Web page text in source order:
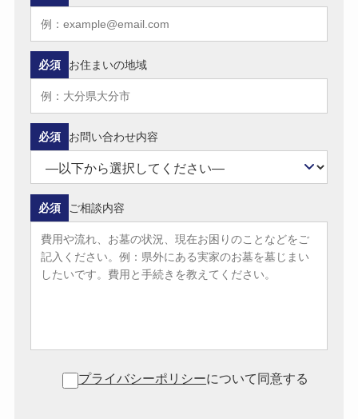
お住まいの地域
必須
お問い合わせ内容
必須
ご相談内容
必須
プライバシーポリシーについて同意する